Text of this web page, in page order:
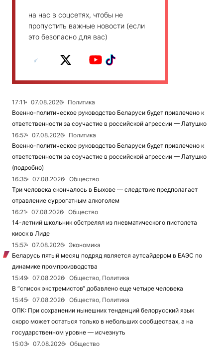
на нас в соцсетях, чтобы не
пропустить важные новости (если
это безопасно для вас)
17:11 07.08.2026
Политика
Военно-политическое руководство Беларуси будет привлечено к
ответственности за соучастие в российской агрессии — Латушко
16:57
07.08.2026
Политика
Военно-политическое руководство Беларуси будет привлечено к
ответственности за соучастие в российской агрессии — Латушко
(подробно)
16:35
07.08.2026
Общество
Три человека скончалось в Быхове — следствие предполагает
отравление суррогатным алкоголем
16:21
07.08.2026
Общество
14-летний школьник обстрелял из пневматического пистолета
киоск в Лиде
15:57
07.08.2026
Экономика
Беларусь пятый месяц подряд является аутсайдером в ЕАЭС по
динамике промпроизводства
15:49
07.08.2026
Общество, Политика
В “список экстремистов“ добавлено еще четыре человека
15:45
07.08.2026
Общество, Политика
ОПК: При сохранении нынешних тенденций белорусский язык
скоро может остаться только в небольших сообществах, а на
государственном уровне — исчезнуть
15:03
07.08.2026
Общество